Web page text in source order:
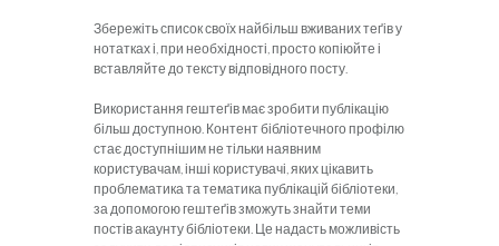
Збережіть список своїх найбільш вживаних теґів у
нотатках і, при необхідності, просто копіюйте і
вставляйте до тексту відповідного посту.
Використання гештеґів має зробити публікацію
більш доступ­ною. Контент бібліотечного профілю
стає доступнішим не тільки наявним
користувачам, інші користувачі, яких цікавить
проблематика та тематика публікацій бібліотеки,
за допомогою гештеґів зможуть знайти теми
постів акаунту бібліотеки. Це надасть можливість